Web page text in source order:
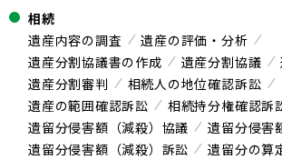
相続
遺産内容の調査
遺産の評価・分析
遺産分割協議書の作成
遺産分割協議
遺産分割審判
相続人の地位確認訴訟
遺産の範囲確認訴訟
相続持分権確認訴
遺留分侵害額（減殺）協議
遺留分侵害
遺留分侵害額（減殺）訴訟
遺留分の算